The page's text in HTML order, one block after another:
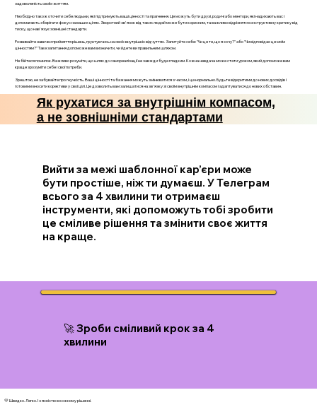
задоволеність своїм життям.
Необхідно також оточити себе людьми, які підтримують ваші цінності та прагнення. Це можуть бути друзі, родичі або ментори, які надихають вас і
допомагають зберігати фокус на ваших цілях. Зворотний зв'язок від таких людей може бути корисним, та важливо відрізняти конструктивну критику від
тиску, що нав'язує зовнішні стандарти.
Розвивайте навички прийняття рішень, грунтуючись на своїх внутрішніх відчуттях. Запитуйте себе: "Чи це те, що я хочу?" або "Чи відповідає це моїм
цінностям?" Таке запитання допоможе вам визначити, чи йдете ви правильним шляхом.
Не бійтеся помилок. Важливо розуміти, що шлях до самореалізації не завжди буде гладким. Кожна невдача може стати уроком, який допоможе вам
краще зрозуміти себе і свої потреби.
Зрештою, не забувайте про гнучкість. Ваші цінності та бажання можуть змінюватися з часом, і це нормально. Будьте відкритими до нових досвідів і
готовими вносити корективи у свої цілі. Це дозволить вам залишатися на зв'язку зі своїм внутрішнім компасом і адаптуватися до нових обставин.
Як рухатися за внутрішнім компасом,
а не зовнішніми стандартами
Вийти за межі шаблонної кар’єри може
бути простіше, ніж ти думаєш. У Телеграм
всього за 4 хвилини ти отримаєш
інструменти, які допоможуть тобі зробити
це сміливе рішення та змінити своє життя
на краще.
🚀 Зроби сміливий крок за 4
хвилини
💛 Швидко. Легко. І з ясністю в кожному рішенні.